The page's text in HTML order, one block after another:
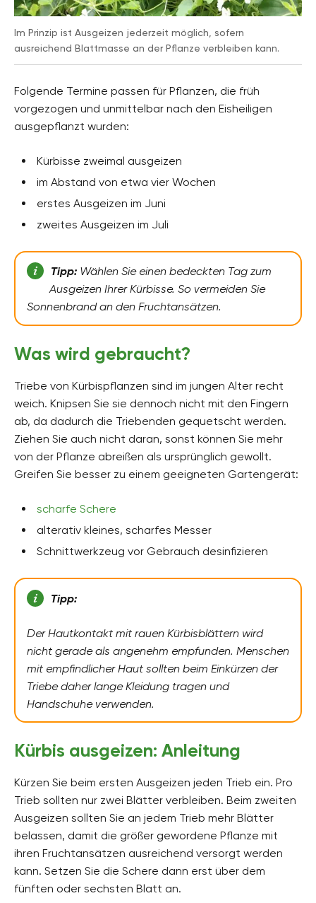
Im Prinzip ist Ausgeizen jederzeit möglich, sofern
ausreichend Blattmasse an der Pflanze verbleiben kann.
Folgende Termine passen für Pflanzen, die früh
vorgezogen und unmittelbar nach den Eisheiligen
ausgepflanzt wurden:
Kürbisse zweimal ausgeizen
im Abstand von etwa vier Wochen
erstes Ausgeizen im Juni
zweites Ausgeizen im Juli
Tipp: Wählen Sie einen bedeckten Tag zum
Ausgeizen Ihrer Kürbisse. So vermeiden Sie
Sonnenbrand an den Fruchtansätzen.
Was wird gebraucht?
Triebe von Kürbispflanzen sind im jungen Alter recht
weich. Knipsen Sie sie dennoch nicht mit den Fingern
ab, da dadurch die Triebenden gequetscht werden.
Ziehen Sie auch nicht daran, sonst können Sie mehr
von der Pflanze abreißen als ursprünglich gewollt.
Greifen Sie besser zu einem geeigneten Gartengerät:
scharfe Schere
alterativ kleines, scharfes Messer
Schnittwerkzeug vor Gebrauch desinfizieren
Tipp:
Der Hautkontakt mit rauen Kürbisblättern wird
nicht gerade als angenehm empfunden. Menschen
mit empfindlicher Haut sollten beim Einkürzen der
Triebe daher lange Kleidung tragen und
Handschuhe verwenden.
Kürbis ausgeizen: Anleitung
Kürzen Sie beim ersten Ausgeizen jeden Trieb ein. Pro
Trieb sollten nur zwei Blätter verbleiben. Beim zweiten
Ausgeizen sollten Sie an jedem Trieb mehr Blätter
belassen, damit die größer gewordene Pflanze mit
ihren Fruchtansätzen ausreichend versorgt werden
kann. Setzen Sie die Schere dann erst über dem
fünften oder sechsten Blatt an.